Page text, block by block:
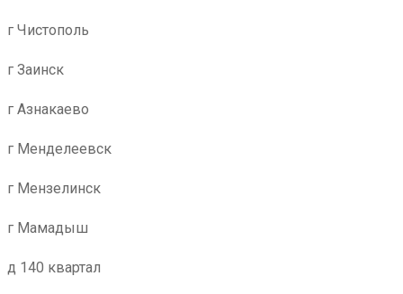
г Чистополь
г Заинск
г Азнакаево
г Менделеевск
г Мензелинск
г Мамадыш
д 140 квартал